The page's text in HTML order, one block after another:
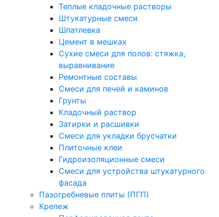
Теплые кладочные растворы
Штукатурные смеси
Шпатлевка
Цемент в мешках
Сухие смеси для полов: стяжка,
выравнивание
Ремонтные составы
Смеси для печей и каминов
Грунты
Кладочный раствор
Затирки и расшивки
Смеси для укладки брусчатки
Плиточные клеи
Гидроизоляционные смеси
Смеси для устройства штукатурного
фасада
Пазогребневые плиты (ПГП)
Крепеж